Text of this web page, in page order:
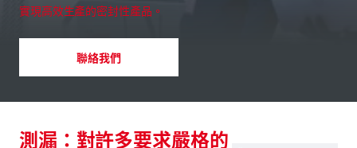
實現高效生產的密封性產品。
聯絡我們
測漏：對許多要求嚴格的